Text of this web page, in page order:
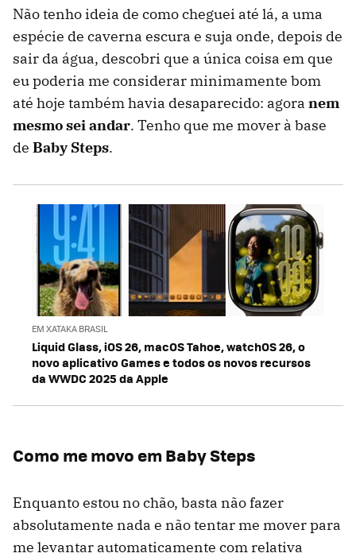
Não tenho ideia de como cheguei até lá, a uma
espécie de caverna escura e suja onde, depois de
sair da água, descobri que a única coisa em que
eu poderia me considerar minimamente bom
até hoje também havia desaparecido: agora nem
mesmo sei andar. Tenho que me mover à base
de Baby Steps.
EM XATAKA BRASIL
Liquid Glass, iOS 26, macOS Tahoe, watchOS 26, o
novo aplicativo Games e todos os novos recursos
da WWDC 2025 da Apple
Como me movo em Baby Steps
Enquanto estou no chão, basta não fazer
absolutamente nada e não tentar me mover para
me levantar automaticamente com relativa